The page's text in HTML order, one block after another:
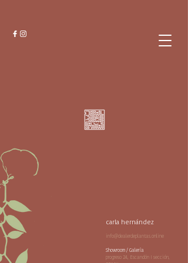
carla hernández
info@dealerdeplantas.online
Showroom / Galería
progreso 24, Escandón I sección,